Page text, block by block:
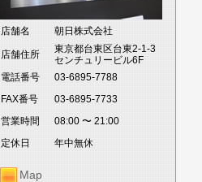
店舗名 朝日株式会社
店舗住所
東京都台東区台東2-1-3
センチュリービル6F
電話番号
03-6895-7788
FAX番号
03-6895-7733
営業時間
08:00 〜 21:00
定休日
年中無休
Map